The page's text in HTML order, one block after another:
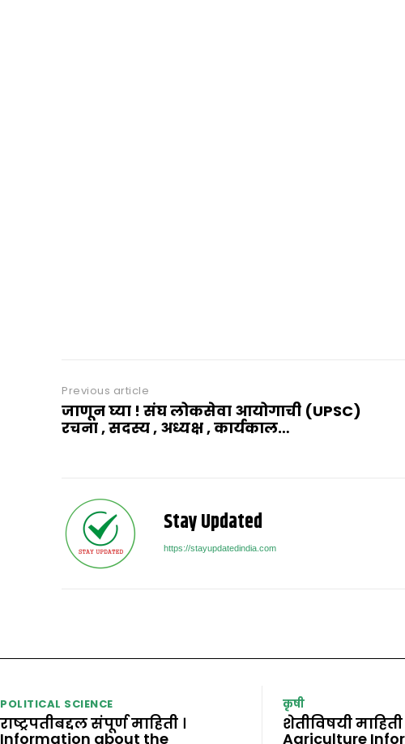
Previous article
जाणून घ्या ! संघ लोकसेवा आयोगाची (UPSC)
रचना , सदस्य , अध्यक्ष , कार्यकाल…
Stay Updated
https://stayupdatedindia.com
POLITICAL SCIENCE
राष्ट्रपतीबद्दल संपूर्ण माहिती ।
Information about the
कृषी
शेतीविषयी
Agriculture